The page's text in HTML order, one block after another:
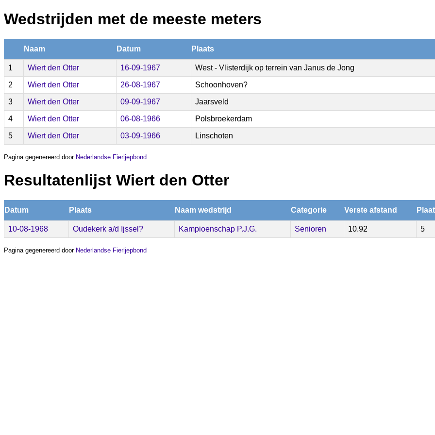
Wedstrijden met de meeste meters
Naam Datum Plaats
1 Wiert den Otter 16-09-1967 West - Vlisterdijk op terrein van Janus de Jong
2 Wiert den Otter 26-08-1967 Schoonhoven?
3 Wiert den Otter 09-09-1967 Jaarsveld
4 Wiert den Otter 06-08-1966 Polsbroekerdam
5 Wiert den Otter 03-09-1966 Linschoten
Pagina gegenereerd door Nederlandse Fierljepbond
Resultatenlijst Wiert den Otter
Datum Plaats Naam wedstrijd Categorie Verste afstand
10-08-1968 Oudekerk a/d Ijssel? Kampioenschap P.J.G. Senioren 10.92 5
Pagina gegenereerd door Nederlandse Fierljepbond